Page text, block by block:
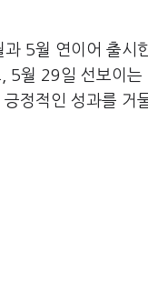
5월 연이어 출시
5월 29일 선보이
정적인 성과를 거